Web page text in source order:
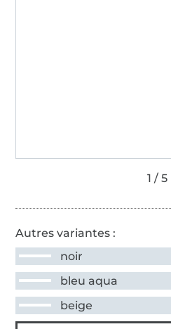
Autres variantes :
noir
bleu aqua
beige